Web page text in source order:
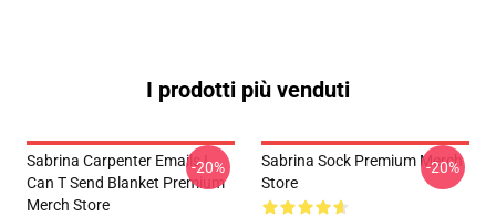
I prodotti più venduti
Sabrina Carpenter Emails I
Can T Send Blanket Premium
Merch Store
-20%
Sabrina Sock Premium Merch
Store
-20%